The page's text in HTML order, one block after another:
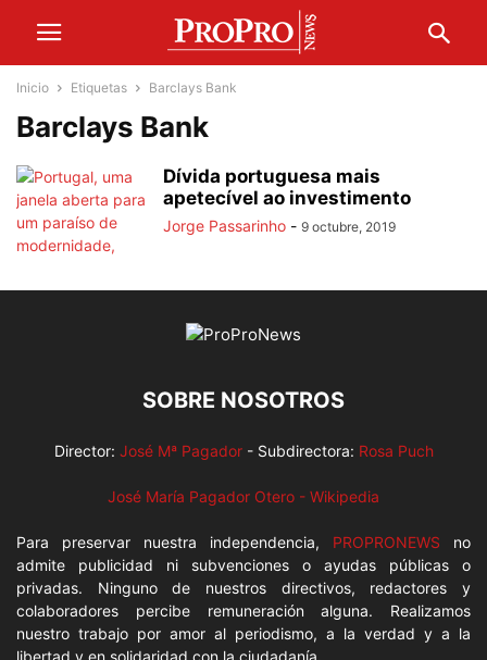
Inicio Etiquetas Barclays Bank
Barclays Bank
Dívida portuguesa mais
apetecível ao investimento
Jorge Passarinho - 9 octubre, 2019
SOBRE NOSOTROS
Director: José Mª Pagador- Subdirectora: Rosa Puch
José María Pagador Otero - Wikipedia
Para preservar nuestra independencia, PROPRONEWS no
admite publicidad ni subvenciones o ayudas públicas o
privadas. Ninguno de nuestros directivos, redactores y
colaboradores percibe remuneración alguna. Realizamos
nuestro trabajo por amor al periodismo, a la verdad y a la
libertad y en solidaridad con la ciudadanía.